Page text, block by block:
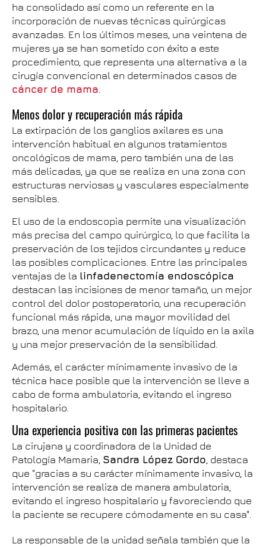
ha consolidado así como un referente en la
incorporación de nuevas técnicas quirúrgicas
avanzadas. En los últimos meses, una veintena de
mujeres ya se han sometido con éxito a este
procedimiento, que representa una alternativa a la
cirugía convencional en determinados casos de
cáncer de mama.
Menos dolor y recuperación más rápida
La extirpación de los ganglios axilares es una
intervención habitual en algunos tratamientos
oncológicos de mama, pero también una de las
más delicadas, ya que se realiza en una zona con
estructuras nerviosas y vasculares especialmente
sensibles.
El uso de la endoscopia permite una visualización
más precisa del campo quirúrgico, lo que facilita la
preservación de los tejidos circundantes y reduce
las posibles complicaciones. Entre las principales
ventajas de la linfadenectomía endoscópica
destacan las incisiones de menor tamaño, un mejor
control del dolor postoperatorio, una recuperación
funcional más rápida, una mayor movilidad del
brazo, una menor acumulación de líquido en la axila
y una mejor preservación de la sensibilidad.
Además, el carácter mínimamente invasivo de la
técnica hace posible que la intervención se lleve a
cabo de forma ambulatoria, evitando el ingreso
hospitalario.
Una experiencia positiva con las primeras pacientes
La cirujana y coordinadora de la Unidad de
Patología Mamaria, Sandra López Gordo, destaca
que "gracias a su carácter mínimamente invasivo, la
intervención se realiza de manera ambulatoria,
evitando el ingreso hospitalario y favoreciendo que
la paciente se recupere cómodamente en su casa".
La responsable de la unidad señala también que la